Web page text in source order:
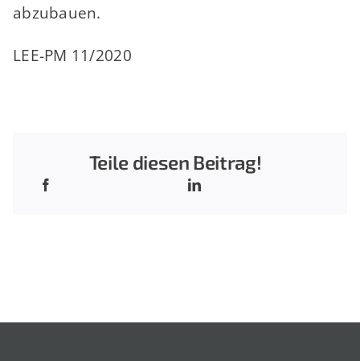
abzubauen.
LEE-PM 11/2020
Teile diesen Beitrag!